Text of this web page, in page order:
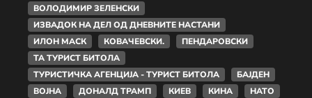
ВОЛОДИМИР ЗЕЛЕНСКИ
ИЗВАДОК НА ДЕЛ ОД ДНЕВНИТЕ НАСТАНИ
ИЛОН МАСК
КОВАЧЕВСКИ.
ПЕНДАРОВСКИ
ТА ТУРИСТ БИТОЛА
ТУРИСТИЧКА АГЕНЦИЈА - ТУРИСТ БИТОЛА
БАЈДЕН
ВОЈНА
ДОНАЛД ТРАМП КИЕВ КИНА
НАТО